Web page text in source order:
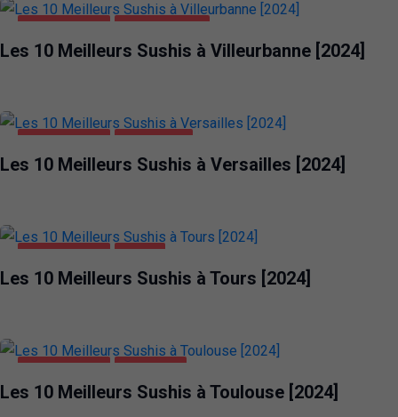
Les 10 Meilleurs Sushis à Villeurbanne [2024]
Les 10 Meilleurs Sushis à Versailles [2024]
Les 10 Meilleurs Sushis à Tours [2024]
Les 10 Meilleurs Sushis à Toulouse [2024]